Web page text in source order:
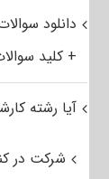
دانلود
+ کلید
آیا رشته
شرکت در